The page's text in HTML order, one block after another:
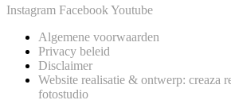
Instagram Facebook Youtube
Algemene voorwaarden
Privacy beleid
Disclaimer
Website realisatie & ontwerp: creaza
fotostudio